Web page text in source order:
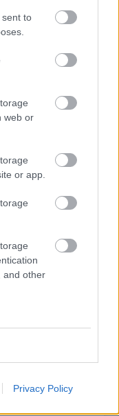
to
web or
or app.
and other
Privacy Policy
POSZTERT
id/7898654
felhasználói tartalomnak
a blog szerkesztőjéhez.
fővárosról
film